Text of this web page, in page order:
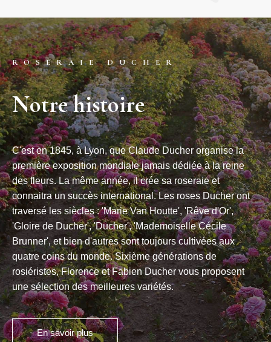
ROSERAIE DUCHER
Notre histoire
C'est en 1845, à Lyon, que Claude Ducher organise la
première exposition mondiale jamais dédiée à la reine
des fleurs. La même année, il crée sa roseraie et
connaitra un succès international. Les roses Ducher ont
traversé les siècles : 'Marie Van Houtte', 'Rêve d'Or',
'Gloire de Ducher', 'Ducher', 'Mademoiselle Cécile
Brunner', et bien d'autres sont toujours cultivées aux
quatre coins du monde. Sixième générations de
rosiéristes, Florence et Fabien Ducher vous proposent
une sélection des meilleures variétés.
En savoir plus